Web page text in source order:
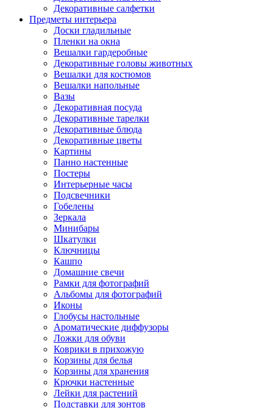
Декоративные салфетки
Предметы интерьера
Доски гладильные
Пленки на окна
Вешалки гардеробные
Декоративные головы животных
Вешалки для костюмов
Вешалки напольные
Вазы
Декоративная посуда
Декоративные тарелки
Декоративные блюда
Декоративные цветы
Картины
Панно настенные
Постеры
Интерьерные часы
Подсвечники
Гобелены
Зеркала
Минибары
Шкатулки
Ключницы
Кашпо
Домашние свечи
Рамки для фотографий
Альбомы для фотографий
Иконы
Глобусы настольные
Ароматические диффузоры
Ложки для обуви
Коврики в прихожую
Корзины для белья
Корзины для хранения
Крючки настенные
Лейки для растений
Подставки для зонтов